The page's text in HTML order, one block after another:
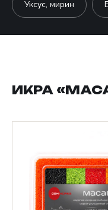
Уксус, мирин
ИКРА